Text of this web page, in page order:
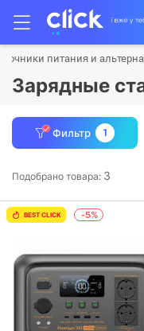
питания и
Зарядные
Фильтр 1
Подобрано товара: 3
BEST CLICK -5%